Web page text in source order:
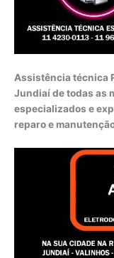
Assistência técnica
Jundiaí de todas as
especializados e
reparo e